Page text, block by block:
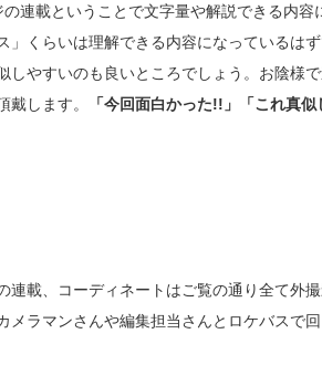
の連載ということで文字量や解説できる内
」くらいは理解できる内容になっているは
しやすいのも良いところでしょう。お陰様
戴します。
「今回面白かった!!」「これ真似
連載、コーディネートはご覧の通り全て外
メラマンさんや編集担当さんとロケバスで